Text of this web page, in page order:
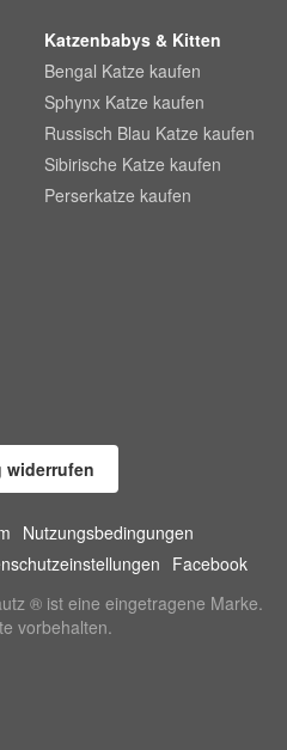
Katzenbabys & Kitten
Bengal Katze kaufen
Sphynx Katze kaufen
Russisch Blau Katze kaufen
Sibirische Katze kaufen
Perserkatze kaufen
widerrufen
Nutzungsbedingungen
Facebook
® ist eine eingetragene Marke.
vorbehalten.